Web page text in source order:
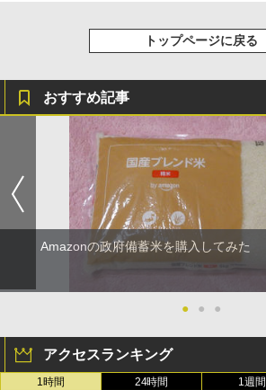
トップページに戻る
おすすめ記事
Amazonの政府備蓄米を購入してみた
● ● ●
アクセスランキング
1時間 24時間 1週間